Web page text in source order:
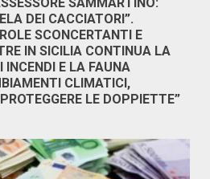
DEI CACCIATORI”.
SCONCERTANTI E
IN SICILIA CONTINUA LA
INCENDI E LA FAUNA
CLIMATICI,
LE DOPPIETTE”